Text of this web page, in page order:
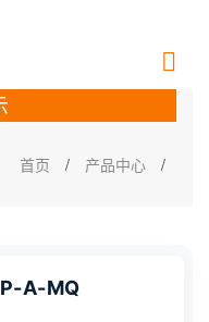
首页 / 产品中心 /
A-MQ